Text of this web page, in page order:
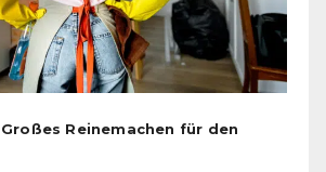
Reinemachen für den